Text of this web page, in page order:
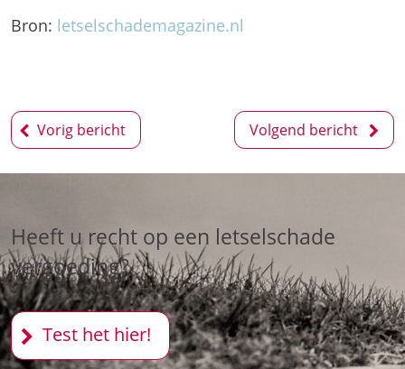
Bron: letselschademagazine.nl
Bericht
navigatie
Vorig bericht Volgend bericht
Heeft u recht op een letselschade
vergoeding?
Test het hier!